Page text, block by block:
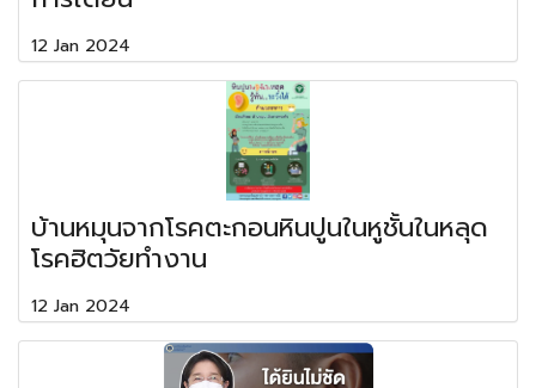
12 Jan 2024
บ้านหมุนจากโรคตะกอนหินปูนในหูชั้นในหลุด
โรคฮิตวัยทำงาน
12 Jan 2024